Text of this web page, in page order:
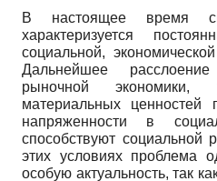
В настоящее время
характеризуется
социальной,
Дальнейшее
рыночной экономики,
материальных
напряженности в
способствуют социальной
этих условиях проблема
особую актуальность, так